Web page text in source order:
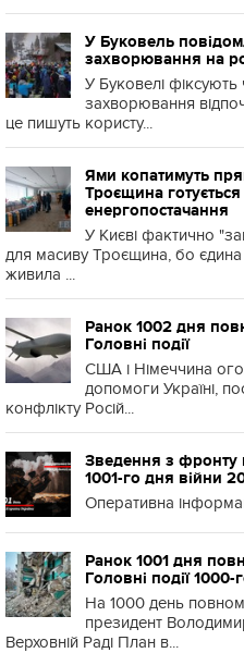
У Буковель
захворювання на
У Буковелі фіксують
захворювання
це пишуть користу...
Ями копатимуть
Троєщина
енергопостачання
У Києві фактично
для масиву Троєщина, бо
живила ...
Ранок 1002 дня
Головні події
США і Німеччина
допомоги Україні,
конфлікту Росій...
Зведення з фронту
1001-го дня війни
Оперативна
Ранок 1001 дня
Головні події 1000-
На 1000 день
президент
Верховній Раді План в...